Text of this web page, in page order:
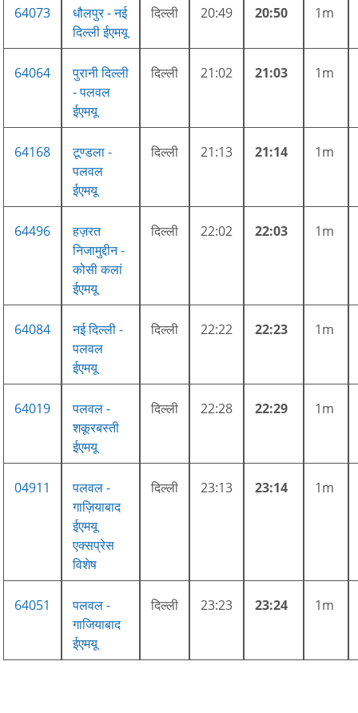
64073
धौलपुर - नई
दिल्ली ईएमयू
दिल्ली 20:49 20:50 1m
64064
पुरानी दिल्ली
- पलवल
ईएमयू
दिल्ली 21:02 21:03 1m
64168
टूण्डला -
पलवल
ईएमयू
दिल्ली 21:13 21:14 1m
64496
हज़रत
निजामुद्दीन -
कोसी कलां
ईएमयू
दिल्ली 22:02 22:03 1m
64084
नई दिल्ली -
पलवल
ईएमयू
दिल्ली 22:22 22:23 1m
64019
पलवल -
शकूरबस्ती
ईएमयू
दिल्ली 22:28 22:29 1m
04911
पलवल -
गाज़ियाबाद
ईएमयू
एक्सप्रेस
विशेष
दिल्ली 23:13 23:14 1m
64051
पलवल -
गाजियाबाद
ईएमयू
दिल्ली 23:23 23:24 1m